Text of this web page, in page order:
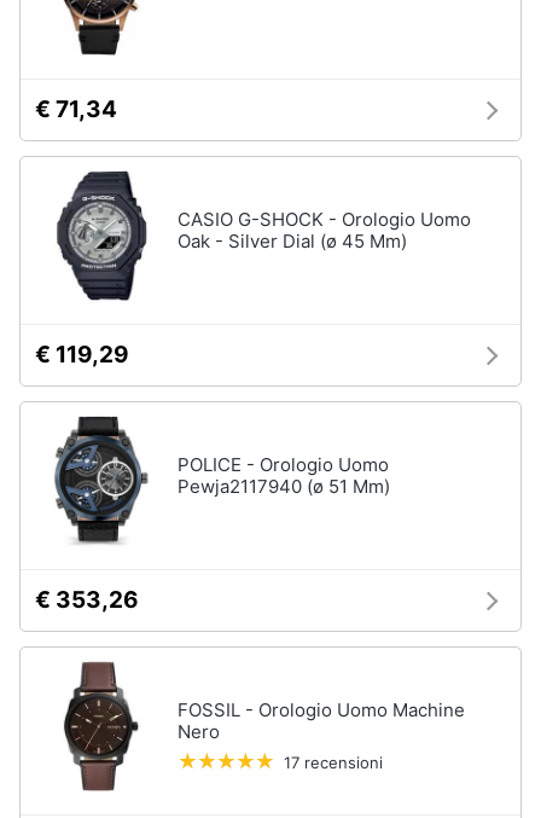
€ 71,34
CASIO G-SHOCK - Orologio Uomo
Oak - Silver Dial (ø 45 Mm)
€ 119,29
POLICE - Orologio Uomo
Pewja2117940 (ø 51 Mm)
€ 353,26
FOSSIL - Orologio Uomo Machine
Nero
17 recensioni